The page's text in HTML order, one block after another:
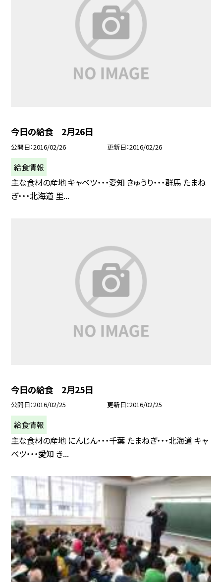
今日の給食 2月26日
公開日 2016/02/26 更新日 2016/02/26
給食情報
主な食材の産地 キャベツ・・・愛知 きゅうり・・・群馬 たまね
ぎ・・・北海道 里...
今日の給食 2月25日
公開日 2016/02/25 更新日 2016/02/25
給食情報
主な食材の産地 にんじん・・・千葉 たまねぎ・・・北海道 キャ
ベツ・・・愛知 き...